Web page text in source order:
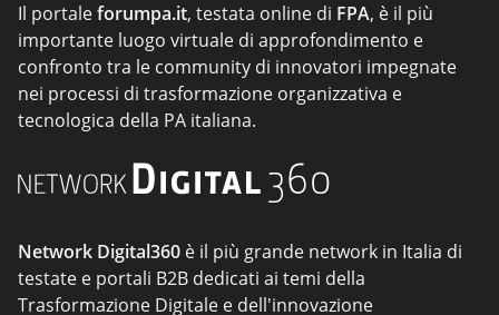
Il portaleforumpa.it, testata online di FPA, è il più
importante luogo virtuale di approfondimento e
confronto tra le community di innovatori impegnate
nei processi di trasformazione organizzativa e
tecnologica della PA italiana.
Network Digital360 è il più grande network in Italia di
testate e portali B2B dedicati ai temi della
Trasformazione Digitale e dell'innovazione